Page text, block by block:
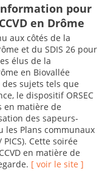
pour
en Drôme
aux côtés de la
et du SDIS 26 pour
élus de la
en Biovallée
des sujets tels que
le dispositif ORSEC
en matière de
des sapeurs-
les Plans communaux
Cette soirée
en matière de
[ voir le site ]